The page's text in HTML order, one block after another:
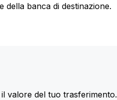
della banca di destinazione.
valore del tuo trasferimento.